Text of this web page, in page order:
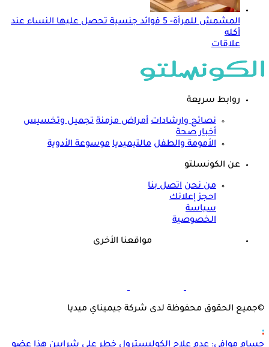
المشمش للمرأة- 5 فوائد جنسية تحصل عليها النساء عند
أكله
علاقات
روابط سريعة
نصائح وارشادات أمراض مزمنة تجميل وتخسيس
أخبار صحة
الأمومة والطفل مالتيميديا موسوعة الأدوية
عن الكونسلتو
من نحن اتصل بنا
احجز إعلانك
سياسة
الخصوصية
مواقعنا الأخرى
©جميع الحقوق محفوظة لدى شركة جيميناي ميديا
حسام موافي: عدم علاج الكوليسترول خطر على شرايين هذا عضو